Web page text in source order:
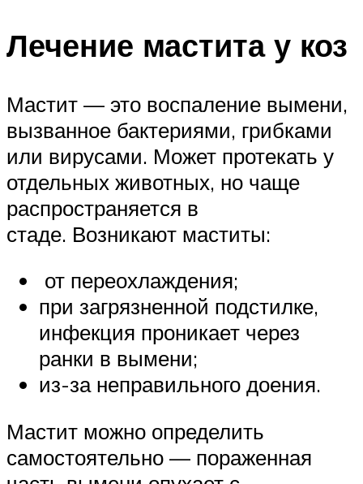
Лечение мастита у коз
Мастит — это воспаление вымени,
вызванное бактериями, грибками
или вирусами. Может протекать у
отдельных животных, но чаще
распространяется в
стаде. Возникают маститы:
от переохлаждения;
при загрязненной подстилке,
инфекция проникает через
ранки в вымени;
из-за неправильного доения.
Мастит можно определить
самостоятельно — пораженная